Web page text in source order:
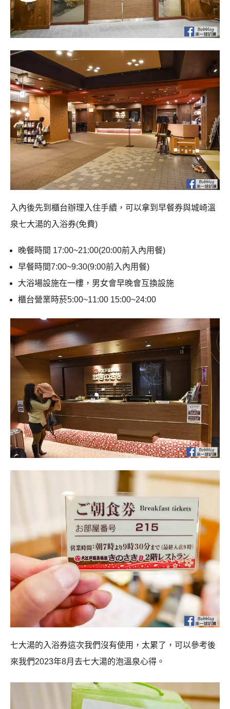
入內後先到櫃台辦理入住手續，可以拿到早餐券與城崎溫
泉七大湯的入浴券(免費)
晚餐時間 17:00~21:00(20:00前入內用餐)
早餐時間7:00~9:30(9:00前入內用餐)
大浴場設施在一樓，男女會早晚會互換設施
櫃台營業時菸5:00~11:00 15:00~24:00
七大湯的入浴券這次我們沒有使用，太累了，可以參考後
來我們2023年8月去七大湯的泡溫泉心得。